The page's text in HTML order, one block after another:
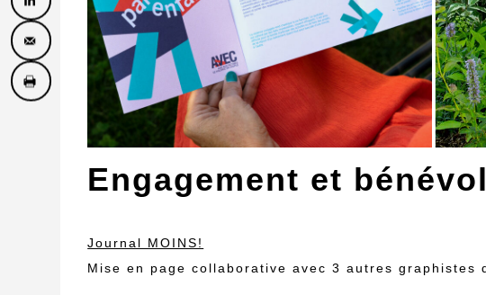
Engagement et
Journal MOINS!
Mise en page collaborative avec 3 autres graphistes